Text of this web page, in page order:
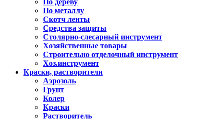
По дереву
По металлу
Скотч ленты
Средства защиты
Столярно-слесарный инструмент
Хозяйственные товары
Строительно отделочный инструмент
Хоз.инструмент
Краски, растворители
Аэрозоль
Грунт
Колер
Краски
Растворитель